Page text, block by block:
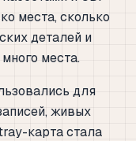
места, сколько
деталей и
места.
для
живых
карта стала